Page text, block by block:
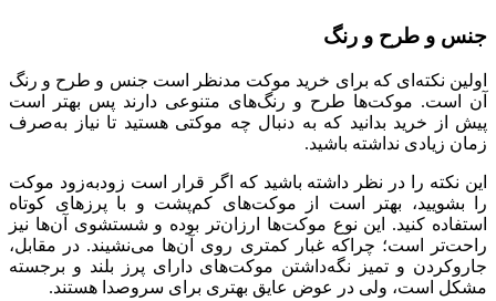
جنس و طرح و رنگ
اولین نکته‌ای که برای خرید موکت مدنظر است جنس و طرح و رنگ
آن است. موکت‌ها طرح و رنگ‌های متنوعی دارند پس بهتر است
پیش از خرید بدانید که به دنبال چه موکتی هستید تا نیاز به‌صرف
زمان زیادی نداشته باشید.
این نکته را در نظر داشته باشید که اگر قرار است زودبه‌زود موکت
را بشویید، بهتر است از موکت‌های کم‌پشت و با پرز‌های کوتاه
استفاده کنید.
این نوع موکت‌ها ارزان‌تر بوده و شستشوی آن‌ها نیز
راحت‌تر است؛ چراکه غبار کمتری روی آن‌ها می‌نشیند. در مقابل،
جاروکردن و تمیز نگه‌داشتن موکت‌های دارای پرز بلند و برجسته
مشکل است، ولی در عوض عایق بهتری برای سروصدا هستند.